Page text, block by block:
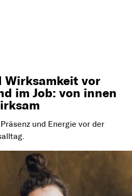
Wirksamkeit vor
im Job: von innen
und Energie vor der